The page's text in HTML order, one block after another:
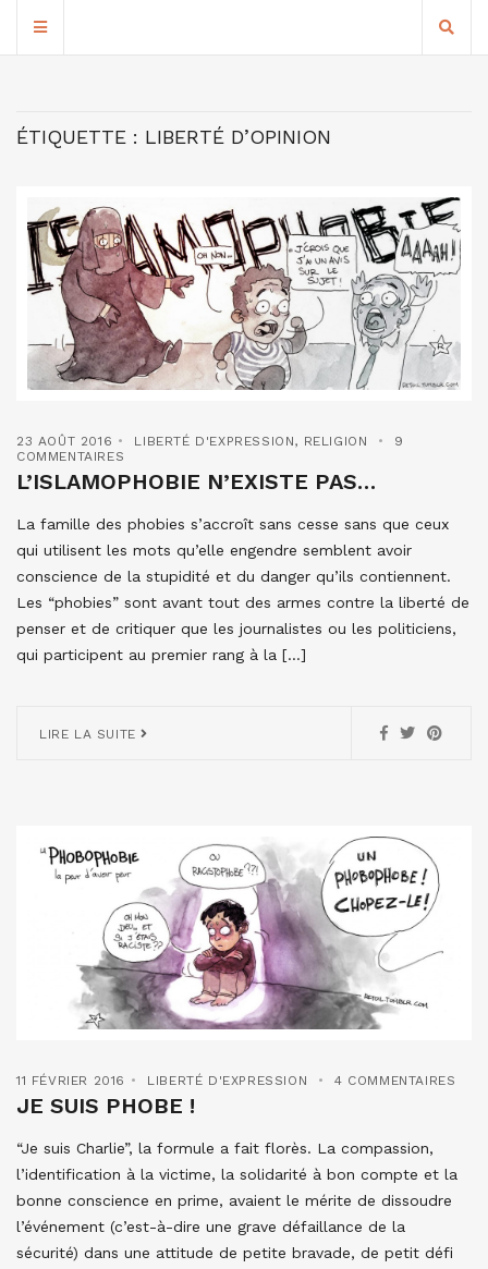
ÉTIQUETTE : LIBERTÉ D’OPINION
23 AOÛT 2016 LIBERTÉ D'EXPRESSION, RELIGION
9
COMMENTAIRES
L’ISLAMOPHOBIE N’EXISTE PAS…
La famille des phobies s’accroît sans cesse sans que ceux
qui utilisent les mots qu’elle engendre semblent avoir
conscience de la stupidité et du danger qu’ils contiennent.
Les “phobies” sont avant tout des armes contre la liberté de
penser et de critiquer que les journalistes ou les politiciens,
qui participent au premier rang à la […]
LIRE LA SUITE
11 FÉVRIER 2016 LIBERTÉ D'EXPRESSION 4 COMMENTAIRES
JE SUIS PHOBE !
“Je suis Charlie”, la formule a fait florès. La compassion,
l’identification à la victime, la solidarité à bon compte et la
bonne conscience en prime, avaient le mérite de dissoudre
l’événement (c’est-à-dire une grave défaillance de la
sécurité) dans une attitude de petite bravade, de petit défi